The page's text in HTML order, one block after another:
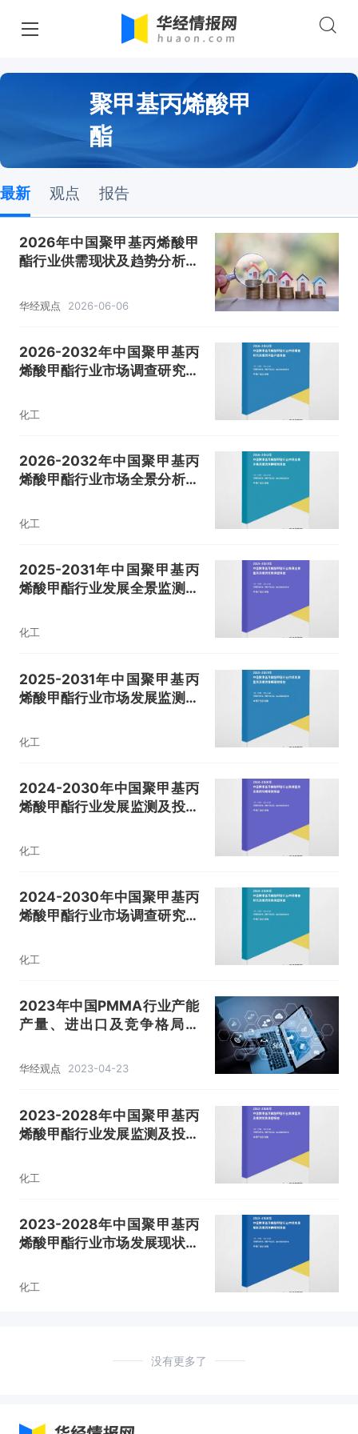
聚甲基丙烯酸甲
酯
最新 观点 报告
2026年中国聚甲基丙烯酸甲
酯行业供需现状及趋势分析：
前景广阔「图」
华经观点 2026-06-06
2026-2032年中国聚甲基丙
烯酸甲酯行业市场调查研究及
化工
2026-2032年中国聚甲基丙
烯酸甲酯行业市场全景分析及
化工
2025-2031年中国聚甲基丙
烯酸甲酯行业发展全景监测及
化工
2025-2031年中国聚甲基丙
烯酸甲酯行业市场发展监测及
化工
2024-2030年中国聚甲基丙
烯酸甲酯行业发展监测及投资
化工
2024-2030年中国聚甲基丙
烯酸甲酯行业市场调查研究及
化工
2023年中国PMMA行业产能
产量、进出口及竞争格局分
「图」
华经观点 2023-04-23
2023-2028年中国聚甲基丙
烯酸甲酯行业发展监测及投资
化工
2023-2028年中国聚甲基丙
烯酸甲酯行业市场发展现状及
化工
没有更多了